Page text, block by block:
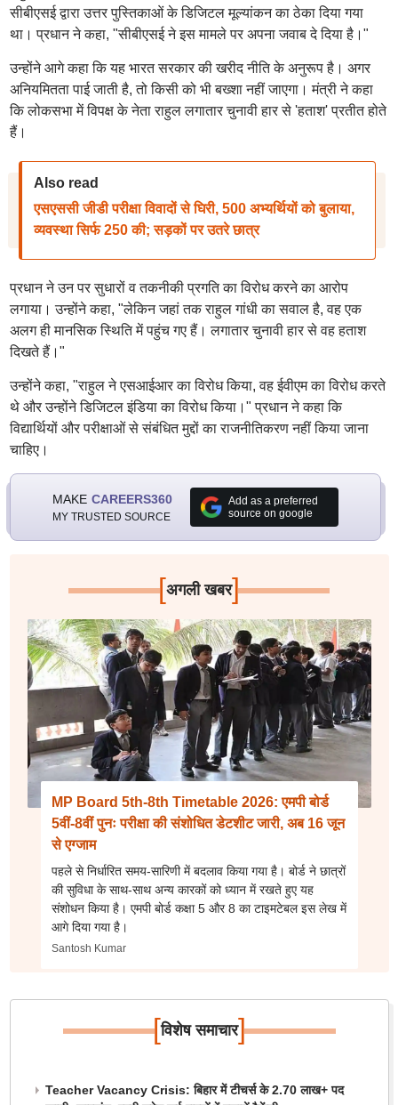
सीबीएसई द्वारा उत्तर पुस्तिकाओं के डिजिटल मूल्यांकन का ठेका दिया गया
था। प्रधान ने कहा, "सीबीएसई ने इस मामले पर अपना जवाब दे दिया है।"
उन्होंने आगे कहा कि यह भारत सरकार की खरीद नीति के अनुरूप है। अगर
अनियमितता पाई जाती है, तो किसी को भी बख्शा नहीं जाएगा। मंत्री ने कहा
कि लोकसभा में विपक्ष के नेता राहुल लगातार चुनावी हार से 'हताश' प्रतीत होते
हैं।
Also read
एसएससी जीडी परीक्षा विवादों से घिरी, 500 अभ्यर्थियों को बुलाया,
व्यवस्था सिर्फ 250 की; सड़कों पर उतरे छात्र
प्रधान ने उन पर सुधारों व तकनीकी प्रगति का विरोध करने का आरोप
लगाया। उन्होंने कहा, "लेकिन जहां तक राहुल गांधी का सवाल है, वह एक
अलग ही मानसिक स्थिति में पहुंच गए हैं। लगातार चुनावी हार से वह हताश
दिखते हैं।"
उन्होंने कहा, "राहुल ने एसआईआर का विरोध किया, वह ईवीएम का विरोध करते
थे और उन्होंने डिजिटल इंडिया का विरोध किया।" प्रधान ने कहा कि
विद्यार्थियों और परीक्षाओं से संबंधित मुद्दों का राजनीतिकरण नहीं किया जाना
चाहिए।
MAKE CAREERS360
MY TRUSTED SOURCE
Add as a preferred
source on google
[अगली खबर]
MP Board 5th-8th Timetable 2026: एमपी बोर्ड
5वीं-8वीं पुनः परीक्षा की संशोधित डेटशीट जारी, अब 16 जून
से एग्जाम
पहले से निर्धारित समय-सारिणी में बदलाव किया गया है। बोर्ड ने छात्रों
की सुविधा के साथ-साथ अन्य कारकों को ध्यान में रखते हुए यह
संशोधन किया है। एमपी बोर्ड कक्षा 5 और 8 का टाइमटेबल इस लेख में
आगे दिया गया है।
Santosh Kumar
[विशेष समाचार]
Teacher Vacancy Crisis: बिहार में टीचर्स के 2.70 लाख+ पद